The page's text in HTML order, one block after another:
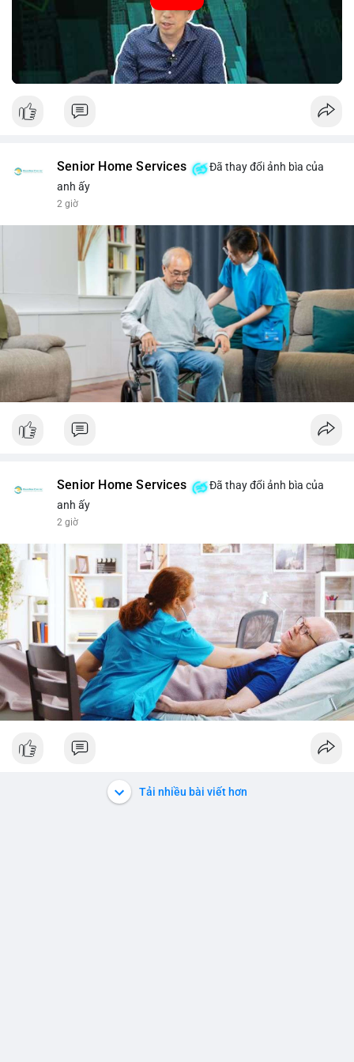
#whalemove #vilanh #btcmempool
Senior Home Services
Đã thay đổi ảnh bìa của
anh ấy
2 giờ
Senior Home Services
Đã thay đổi ảnh bìa của
anh ấy
2 giờ
Tải nhiều bài viết hơn